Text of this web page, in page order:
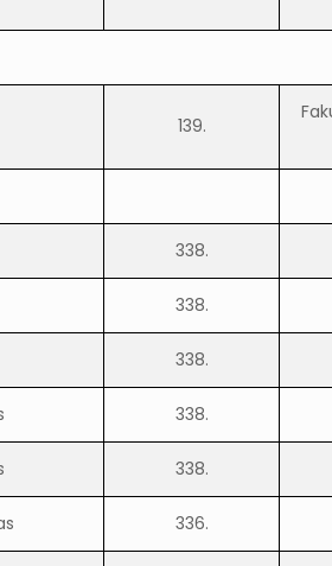
139.
338.
338.
338.
338.
338.
336.